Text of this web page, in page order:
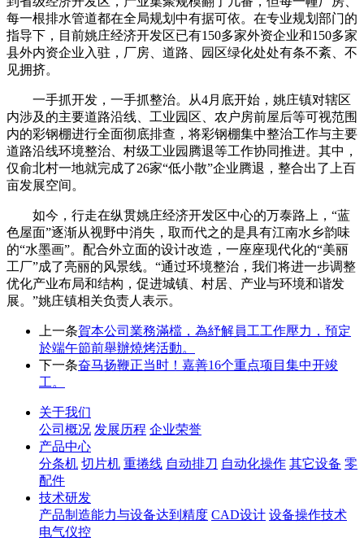
每一根排水管道都在全局规划中有据可依。在专业规划部门的
指导下，目前姚庄经济开发区已有150多家外资企业和150多家
县外内资企业入驻，厂房、道路、园区绿化处处有条不紊、不
见拥挤。
一手抓开发，一手抓整治。从4月底开始，姚庄镇对辖区
内涉及的主要道路沿线、工业园区、农户房前屋后等可视范围
内的彩钢棚进行全面彻底排查，将彩钢棚集中整治工作与主要
道路沿线环境整治、村级工业园腾退等工作协同推进。其中，
仅俞北村一地就完成了26家“低小散”企业腾退，整合出了上百
亩发展空间。
如今，行走在纵贯姚庄经济开发区中心的万泰路上，“蓝
色屋面”逐渐从视野中消失，取而代之的是具有江南水乡韵味
的“水墨画”。配合外立面的设计改造，一座座现代化的“美丽
工厂”成了亮丽的风景线。“通过环境整治，我们将进一步调整
优化产业布局和结构，促进城镇、村居、产业与环境和谐发
展。”姚庄镇相关负责人表示。
上一条賀本公司業務滿檔，為紓解員工工作壓力，預定
於端午節前舉辦燒烤活動。
下一条奋马扬鞭正当时！嘉善16个重点项目集中开竣
工。
关于我们
公司概况 发展历程 企业荣誉
产品中心
分条机 切片机 重捲线 自动排刀 自动化操作 其它设备 零
配件
技术研发
产品制造能力与设备达到精度 CAD设计 设备操作技术
电气仪控